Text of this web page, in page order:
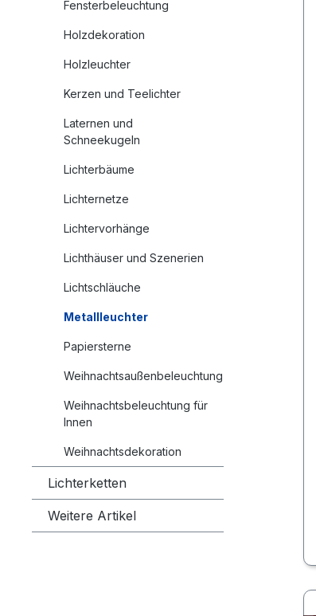
Fensterbeleuchtung
Holzdekoration
Holzleuchter
Kerzen und Teelichter
Laternen und
Schneekugeln
Lichterbäume
Lichternetze
Lichtervorhänge
Lichthäuser und Szenerien
Lichtschläuche
Metallleuchter
Papiersterne
Weihnachtsaußenbeleuchtung
Weihnachtsbeleuchtung für
Innen
Weihnachtsdekoration
Lichterketten
Weitere Artikel